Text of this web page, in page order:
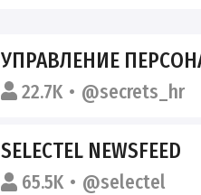
УПРАВЛЕНИЕ ПЕРСОНАЛОМ |
22.7K @secrets_hr
SELECTEL NEWSFEED
65.5K @selectel